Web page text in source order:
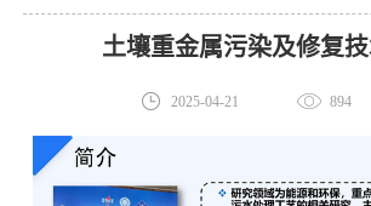
土壤重金属污染及修复
2025-04-21 894